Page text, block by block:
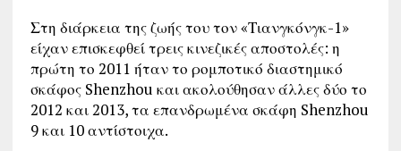
Στη διάρκεια της ζωής του τον «Τιανγκόνγκ-1»
είχαν επισκεφθεί τρεις κινεζικές αποστολές: η
πρώτη το 2011 ήταν το ρομποτικό διαστημικό
σκάφος Shenzhou και ακολούθησαν άλλες δύο το
2012 και 2013, τα επανδρωμένα σκάφη Shenzhou
9 και 10 αντίστοιχα.